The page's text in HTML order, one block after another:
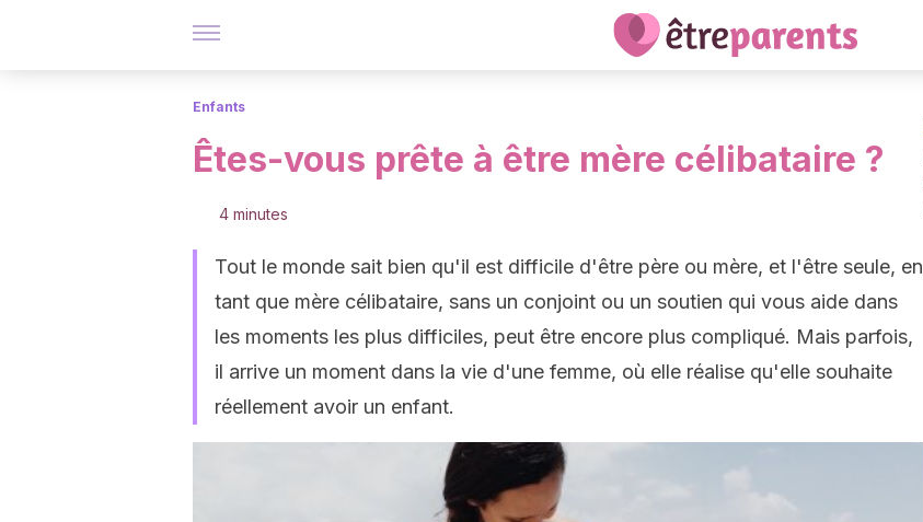
Enfants
Êtes-vous prête à être mère célibataire ?
4 minutes
Tout le monde sait bien qu'il est difficile d'être père ou mère, et l'être seule, en
tant que mère célibataire, sans un conjoint ou un soutien qui vous aide dans
les moments les plus difficiles, peut être encore plus compliqué. Mais parfois,
il arrive un moment dans la vie d'une femme, où elle réalise qu'elle souhaite
réellement avoir un enfant.